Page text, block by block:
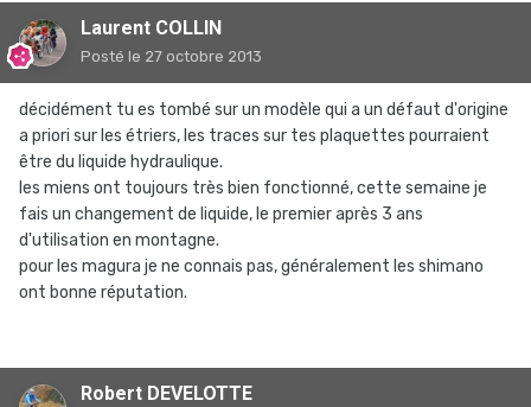
Laurent COLLIN
Posté le 27 octobre 2013
décidément tu es tombé sur un modèle qui a un défaut d'origine
a priori sur les étriers, les traces sur tes plaquettes pourraient
être du liquide hydraulique.
les miens ont toujours très bien fonctionné, cette semaine je
fais un changement de liquide, le premier après 3 ans
d'utilisation en montagne.
pour les magura je ne connais pas, généralement les shimano
ont bonne réputation.
Robert DEVELOTTE